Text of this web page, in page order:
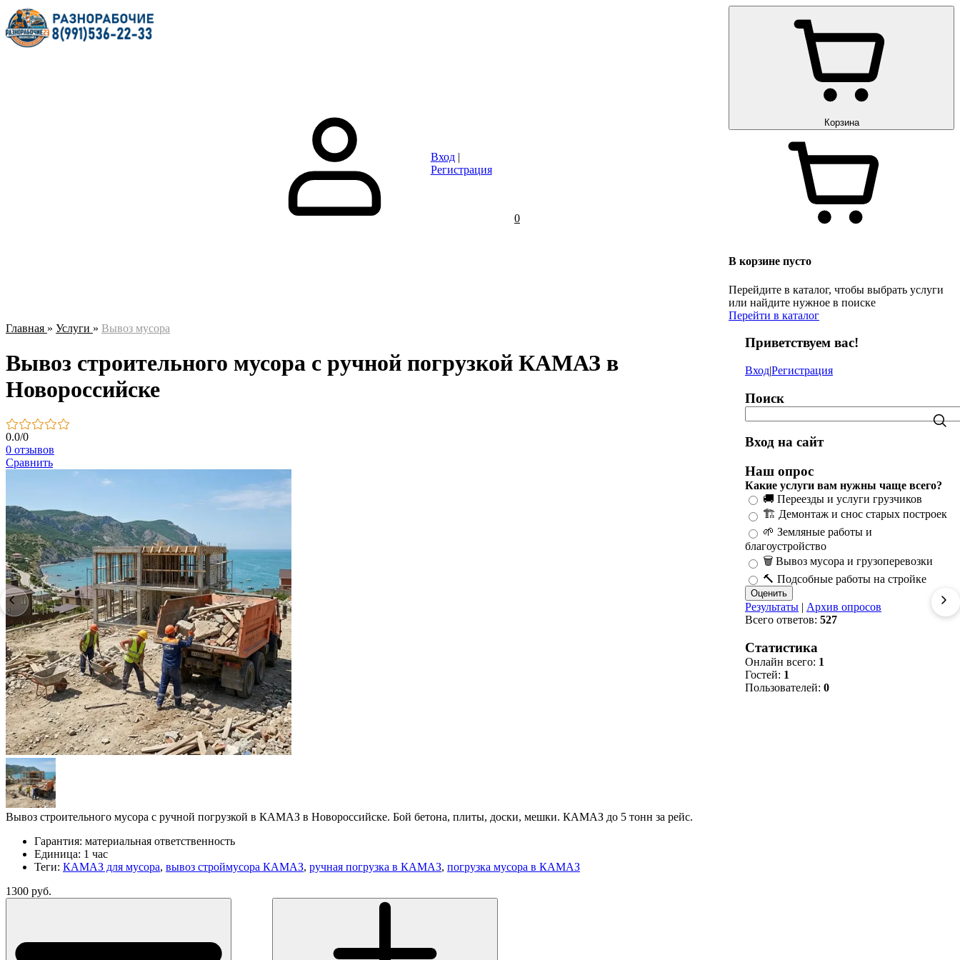
Вход|
Регистрация
0
Корзина
В корзине пусто
Перейдите в каталог, чтобы выбрать услуги
или найдите нужное в поиске
Перейти в каталог
Главная » Услуги » Вывоз мусора
Вывоз строительного мусора с ручной погрузкой КАМАЗ в
Новороссийске
0.0/0
0 отзывов
Сравнить
Вывоз строительного мусора с ручной погрузкой в КАМАЗ в Новороссийске. Бой бетона, плиты, доски, мешки. КАМАЗ до 5 тонн за рейс.
Гарантия: материальная ответственность
Единица: 1 час
Теги: КАМАЗ для мусора, вывоз строймусора КАМАЗ, ручная погрузка в КАМАЗ, погрузка мусора в КАМАЗ
1300 руб.
Приветствуем вас!
Вход|Регистрация
Поиск
Вход на сайт
Наш опрос
Какие услуги вам нужны чаще всего?
🚚 Переезды и услуги грузчиков
🏗️ Демонтаж и снос старых построек
🌱 Земляные работы и
благоустройство
🗑️ Вывоз мусора и грузоперевозки
🔨 Подсобные работы на стройке
Результаты | Архив опросов
Всего ответов: 527
Статистика
Онлайн всего: 1
Гостей: 1
Пользователей: 0